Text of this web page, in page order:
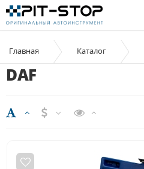
Главная Каталог
DAF